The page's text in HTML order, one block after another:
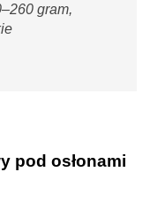
gram,
pod osłonami